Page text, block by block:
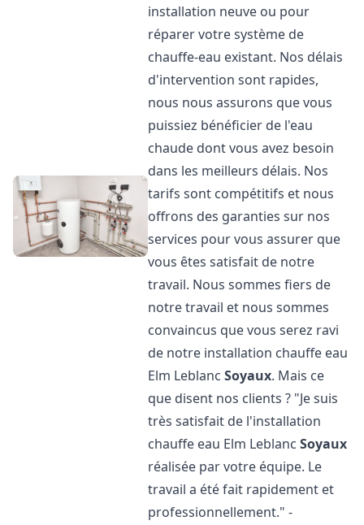
installation neuve ou pour
réparer votre système de
chauffe-eau existant. Nos délais
d'intervention sont rapides,
nous nous assurons que vous
puissiez bénéficier de l'eau
chaude dont vous avez besoin
dans les meilleurs délais. Nos
tarifs sont compétitifs et nous
offrons des garanties sur nos
services pour vous assurer que
vous êtes satisfait de notre
travail. Nous sommes fiers de
notre travail et nous sommes
convaincus que vous serez ravi
de notre installation chauffe eau
Elm LeblancSoyaux. Mais ce
que disent nos clients ? "Je suis
très satisfait de l'installation
chauffe eau Elm LeblancSoyaux
réalisée par votre équipe. Le
travail a été fait rapidement et
professionnellement." -